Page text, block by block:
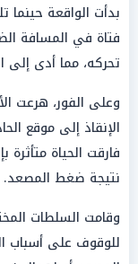
بدأت الواقعة حينما
فتاة في المسافة
تحركه، مما أدى
وعلى الفور، هرعت
الإنقاذ إلى موقع
فارقت الحياة متأثرة
نتيجة ضغط المصعد.
وقامت السلطات
للوقوف على أسباب